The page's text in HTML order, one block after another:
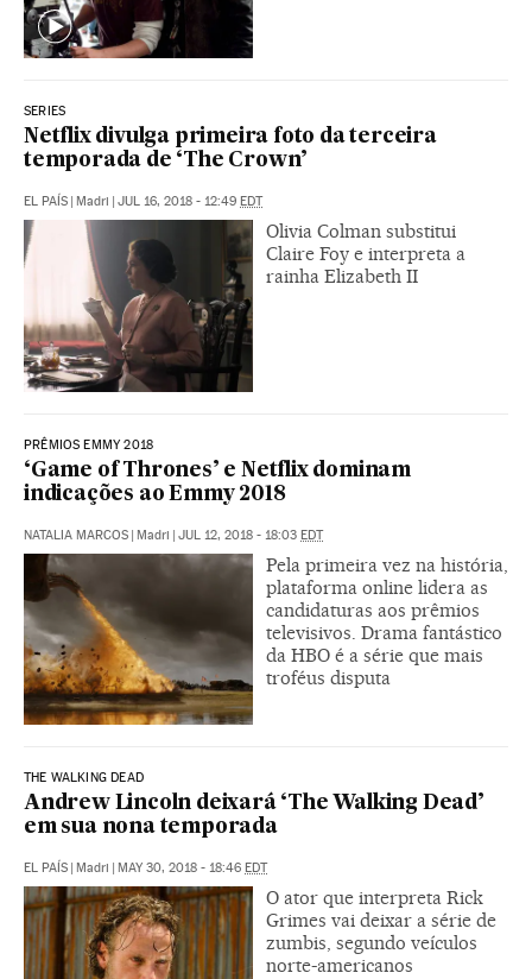
SERIES
Netflix divulga primeira foto da terceira
temporada de ‘The Crown’
EL PAÍS | Madri | JUL 16, 2018 - 12:49 EDT
Olivia Colman substitui
Claire Foy e interpreta a
rainha Elizabeth II
PRÊMIOS EMMY 2018
‘Game of Thrones’ e Netflix dominam
indicações ao Emmy 2018
NATALIA MARCOS | Madri | JUL 12, 2018 - 18:03 EDT
Pela primeira vez na história,
plataforma online lidera as
candidaturas aos prêmios
televisivos. Drama fantástico
da HBO é a série que mais
troféus disputa
THE WALKING DEAD
Andrew Lincoln deixará ‘The Walking Dead’
em sua nona temporada
EL PAÍS Madri MAY 30, 2018 - 18:46 EDT
O ator que interpreta Rick
Grimes vai deixar a série de
zumbis, segundo veículos
norte-americanos